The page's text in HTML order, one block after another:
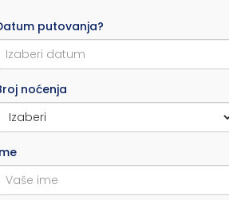
putovanja?
noćenja